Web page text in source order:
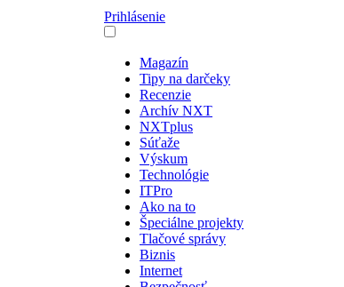
Prihlásenie
Magazín
Tipy na darčeky
Recenzie
Archív NXT
NXTplus
Súťaže
Výskum
Technológie
ITPro
Ako na to
Špeciálne projekty
Tlačové správy
Biznis
Internet